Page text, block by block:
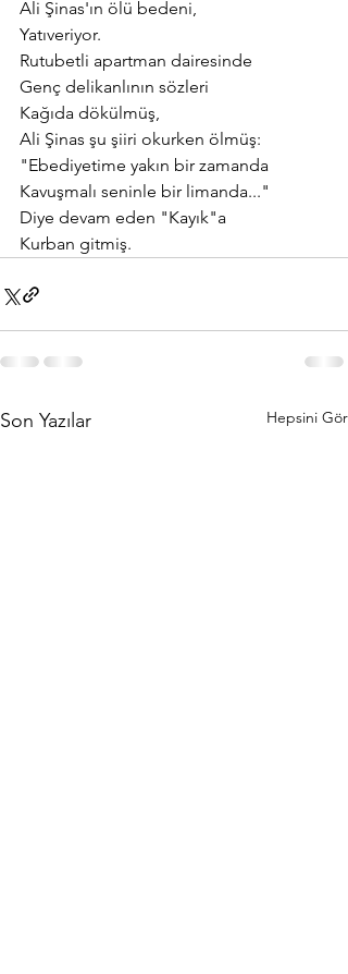
Ali Şinas'ın ölü bedeni,
Yatıveriyor.
Rutubetli apartman dairesinde
Genç delikanlının sözleri
Kağıda dökülmüş,
Ali Şinas şu şiiri okurken ölmüş:
"Ebediyetime yakın bir zamanda
Kavuşmalı seninle bir limanda..."
Diye devam eden "Kayık"a
Kurban gitmiş.
Son Yazılar Hepsini Gör